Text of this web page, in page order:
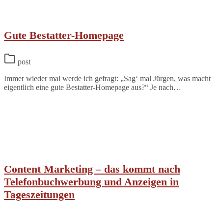
Gute Bestatter-Homepage
post
Immer wieder mal werde ich gefragt: „Sag‘ mal Jürgen, was macht
eigentlich eine gute Bestatter-Homepage aus?“ Je nach…
Content Marketing – das kommt nach
Telefonbuchwerbung und Anzeigen in
Tageszeitungen